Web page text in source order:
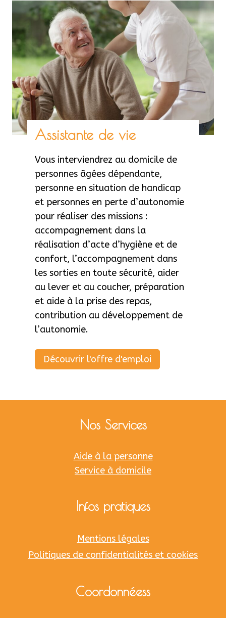
e
à
d
o
m
c
i
Assistante de vie
Vous interviendrez au domicile de
personnes âgées dépendante,
personne en situation de handicap
et personnes en perte d’autonomie
pour réaliser des missions :
accompagnement dans la
réalisation d’acte d’hygiène et de
confort, l’accompagnement dans
les sorties en toute sécurité, aider
au lever et au coucher, préparation
et aide à la prise des repas,
contribution au développement de
l’autonomie.
Découvrir l'offre d'emploi
s
i
n
t
e
Nos Services
Aide à la personne
Service à domicile
Infos pratiques
Mentions légales
Politiques de confidentialités et cookies
Coordonnéess